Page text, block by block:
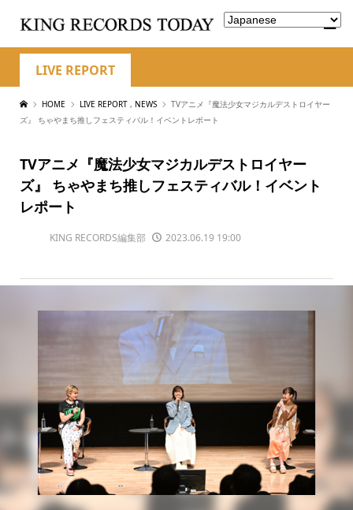
LIVE REPORT
HOME LIVE REPORT , NEWS
TVアニメ『魔法少女マジカルデストロイヤー
ズ』 ちゃやまち推しフェスティバル！イベントレポート
TVアニメ『魔法少女マジカルデストロイヤー
ズ』 ちゃやまち推しフェスティバル！イベント
レポート
KING RECORDS編集部 2023.06.19 19:00